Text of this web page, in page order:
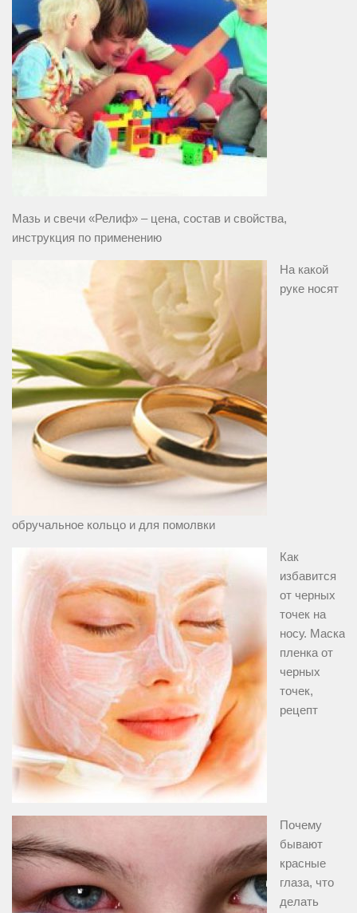
Мазь и свечи «Релиф» – цена, состав и свойства,
инструкция по применению
На какой
руке носят
обручальное кольцо и для помолвки
Как
избавится
от черных
точек на
носу. Маска
пленка от
черных
точек,
рецепт
Почему
бывают
красные
глаза, что
делать